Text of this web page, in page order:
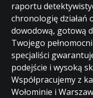
raportu
chronologię działań
dowodową, gotową
Twojego
specjaliści
podejście i wysoką
Współpracujemy z
Wołominie i